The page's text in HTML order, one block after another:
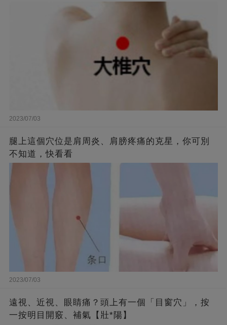
2023/07/03
腿上這個穴位是肩周炎、肩膀疼痛的克星，你可別
不知道，快看看
2023/07/03
遠視、近視、眼睛痛？頭上有一個「目窗穴」，按
一按明目開竅、補氣【壯*陽】